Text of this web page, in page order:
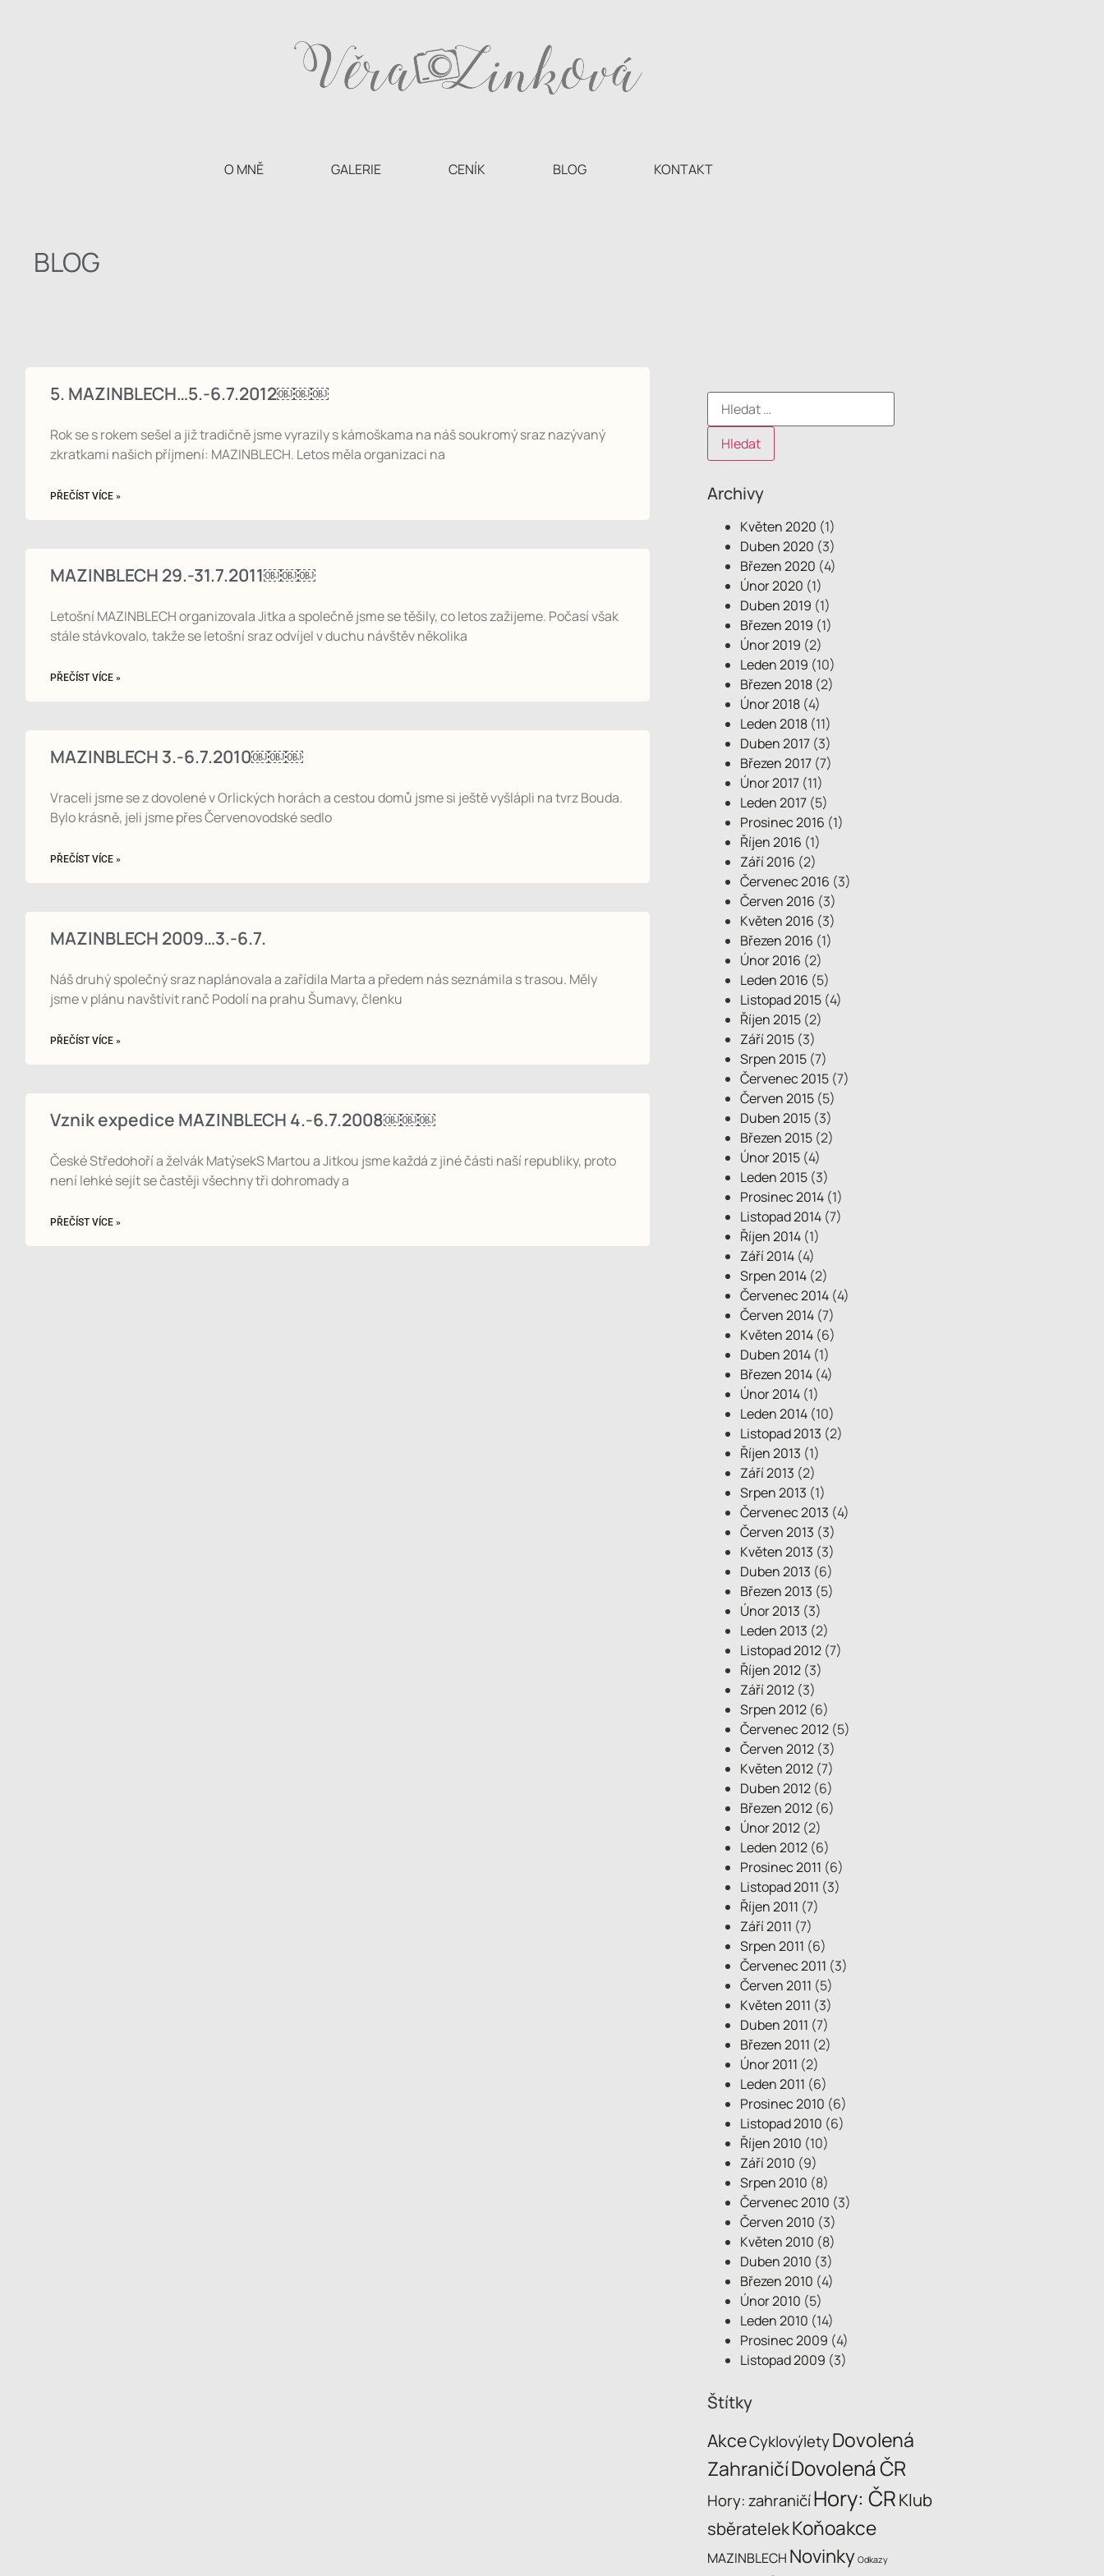
O MNĚ GALERIE CENÍK BLOG KONTAKT
BLOG
5. MAZINBLECH…5.-6.7.2012￼￼￼
Rok se s rokem sešel a již tradičně jsme vyrazily s kámoškama na náš soukromý sraz nazývaný
zkratkami našich příjmení: MAZINBLECH. Letos měla organizaci na
PŘEČÍST VÍCE »
MAZINBLECH 29.-31.7.2011￼￼￼
Letošní MAZINBLECH organizovala Jitka a společně jsme se těšily, co letos zažijeme. Počasí však
stále stávkovalo, takže se letošní sraz odvíjel v duchu návštěv několika
PŘEČÍST VÍCE »
MAZINBLECH 3.-6.7.2010￼￼￼
Vraceli jsme se z dovolené v Orlických horách a cestou domů jsme si ještě vyšlápli na tvrz Bouda.
Bylo krásně, jeli jsme přes Červenovodské sedlo
PŘEČÍST VÍCE »
MAZINBLECH 2009…3.-6.7.
Náš druhý společný sraz naplánovala a zařídila Marta a předem nás seznámila s trasou. Měly
jsme v plánu navštívit ranč Podolí na prahu Šumavy, členku
PŘEČÍST VÍCE »
Vznik expedice MAZINBLECH 4.-6.7.2008￼￼￼
České Středohoří a želvák MatýsekS Martou a Jitkou jsme každá z jiné části naší republiky, proto
není lehké sejít se častěji všechny tři dohromady a
PŘEČÍST VÍCE »
Archivy
Květen 2020 (1)
Duben 2020 (3)
Březen 2020 (4)
Únor 2020 (1)
Duben 2019 (1)
Březen 2019 (1)
Únor 2019 (2)
Leden 2019 (10)
Březen 2018(2)
Únor 2018(4)
Leden 2018(11)
Duben 2017(3)
Březen 2017(7)
Únor 2017(11)
Leden 2017(5)
Prosinec 2016 (1)
Říjen 2016 (1)
Září 2016 (2)
Červenec 2016 (3)
Červen 2016 (3)
Květen 2016 (3)
Březen 2016 (1)
Únor 2016 (2)
Leden 2016 (5)
Listopad 2015(4)
Říjen 2015(2)
Září 2015(3)
Srpen 2015(7)
Červenec 2015(7)
Červen 2015(5)
Duben 2015(3)
Březen 2015(2)
Únor 2015(4)
Leden 2015(3)
Prosinec 2014(1)
Listopad 2014(7)
Říjen 2014(1)
Září 2014(4)
Srpen 2014(2)
Červenec 2014(4)
Červen 2014(7)
Květen 2014(6)
Duben 2014(1)
Březen 2014(4)
Únor 2014(1)
Leden 2014(10)
Listopad 2013 (2)
Říjen 2013 (1)
Září 2013 (2)
Srpen 2013 (1)
Červenec 2013 (4)
Červen 2013 (3)
Květen 2013 (3)
Duben 2013 (6)
Březen 2013 (5)
Únor 2013 (3)
Leden 2013 (2)
Listopad 2012(7)
Říjen 2012(3)
Září 2012(3)
Srpen 2012(6)
Červenec 2012(5)
Červen 2012(3)
Květen 2012(7)
Duben 2012(6)
Březen 2012(6)
Únor 2012(2)
Leden 2012(6)
Prosinec 2011 (6)
Listopad 2011 (3)
Říjen 2011 (7)
Září 2011 (7)
Srpen 2011 (6)
Červenec 2011 (3)
Červen 2011 (5)
Květen 2011 (3)
Duben 2011 (7)
Březen 2011 (2)
Únor 2011 (2)
Leden 2011 (6)
Prosinec 2010 (6)
Listopad 2010 (6)
Říjen 2010 (10)
Září 2010 (9)
Srpen 2010 (8)
Červenec 2010 (3)
Červen 2010 (3)
Květen 2010 (8)
Duben 2010 (3)
Březen 2010 (4)
Únor 2010 (5)
Leden 2010 (14)
Prosinec 2009 (4)
Listopad 2009 (3)
Štítky
AkceCyklovýletyDovolená
ZahraničíDovolená ČR
Hory: zahraničíHory: ČRKlub
sběratelekKoňoakce
MAZINBLECH Novinky Odkazy